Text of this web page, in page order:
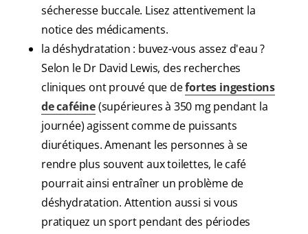
sécheresse buccale. Lisez attentivement la
notice des médicaments.
la déshydratation : buvez-vous assez d'eau ?
Selon le Dr David Lewis, des recherches
cliniques ont prouvé que defortes ingestions
de caféine(supérieures à 350 mg pendant la
journée) agissent comme de puissants
diurétiques. Amenant les personnes à se
rendre plus souvent aux toilettes, le café
pourrait ainsi entraîner un problème de
déshydratation. Attention aussi si vous
pratiquez un sport pendant des périodes